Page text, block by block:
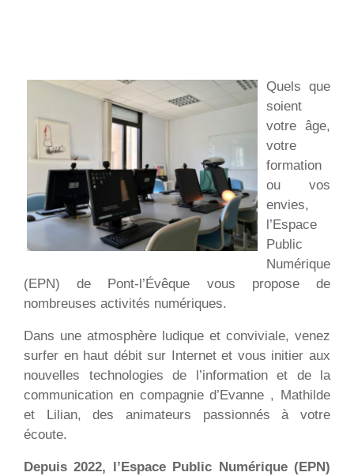
Quels que
soient
votre âge,
votre
formation
ou vos
envies,
l’Espace
Public
Numérique
(EPN) de Pont-l’Évêque vous propose de
nombreuses activités numériques.
Dans une atmosphère ludique et conviviale, venez
surfer en haut débit sur Internet et vous initier aux
nouvelles technologies de l’information et de la
communication en compagnie d’Evanne , Mathilde
et Lilian, des animateurs passionnés à votre
écoute.
Depuis 2022, l’Espace Public Numérique (EPN)